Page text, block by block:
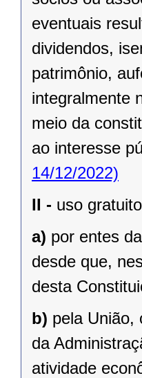
eventuais
dividendos,
patrimônio,
integralmente
meio da
ao interesse
14/12/2022)
II - uso
a) por entes
desde que,
desta
b) pela União,
da
atividade